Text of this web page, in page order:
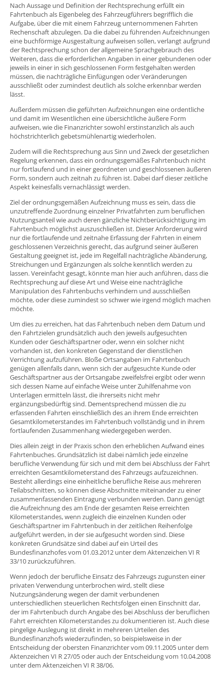
Nach Aussage und Definition der Rechtsprechung erfüllt ein
Fahrtenbuch als Eigenbeleg des Fahrzeugführers begrifflich die
Aufgabe, über die mit einem Fahrzeug unternommenen Fahrten
Rechenschaft abzulegen. Da die dabei zu führenden Aufzeichnungen
eine buchförmige Ausgestaltung aufweisen sollen, verlangt aufgrund
der Rechtsprechung schon der allgemeine Sprachgebrauch des
Weiteren, dass die erforderlichen Angaben in einer gebundenen oder
jeweils in einer in sich geschlossenen Form festgehalten werden
müssen, die nachträgliche Einfügungen oder Veränderungen
ausschließt oder zumindest deutlich als solche erkennbar werden
lässt.
Außerdem müssen die geführten Aufzeichnungen eine ordentliche
und damit im Wesentlichen eine übersichtliche äußere Form
aufweisen, wie die Finanzrichter sowohl erstinstanzlich als auch
höchstrichterlich gebetsmühlenartig wiederholen.
Zudem will die Rechtsprechung aus Sinn und Zweck der gesetzlichen
Regelung erkennen, dass ein ordnungsgemäßes Fahrtenbuch nicht
nur fortlaufend und in einer geordneten und geschlossenen äußeren
Form, sondern auch zeitnah zu führen ist. Dabei darf dieser zeitliche
Aspekt keinesfalls vernachlässigt werden.
Ziel der ordnungsgemäßen Aufzeichnung muss es sein, dass die
unzutreffende Zuordnung einzelner Privatfahrten zum beruflichen
Nutzungsanteil wie auch deren gänzliche Nichtberücksichtigung im
Fahrtenbuch möglichst auszuschließen ist. Dieser Anforderung wird
nur die fortlaufende und zeitnahe Erfassung der Fahrten in einem
geschlossenen Verzeichnis gerecht, das aufgrund seiner äußeren
Gestaltung geeignet ist, jede im Regelfall nachträgliche Abänderung,
Streichungen und Ergänzungen als solche kenntlich werden zu
lassen. Vereinfacht gesagt, könnte man hier auch anführen, dass die
Rechtsprechung auf diese Art und Weise eine nachträgliche
Manipulation des Fahrtenbuchs verhindern und ausschließen
möchte, oder diese zumindest so schwer wie irgend möglich machen
möchte.
Um dies zu erreichen, hat das Fahrtenbuch neben dem Datum und
den Fahrtzielen grundsätzlich auch den jeweils aufgesuchten
Kunden oder Geschäftspartner oder, wenn ein solcher nicht
vorhanden ist, den konkreten Gegenstand der dienstlichen
Verrichtung aufzuführen. Bloße Ortsangaben im Fahrtenbuch
genügen allenfalls dann, wenn sich der aufgesuchte Kunde oder
Geschäftspartner aus der Ortsangabe zweifelsfrei ergibt oder wenn
sich dessen Name auf einfache Weise unter Zuhilfenahme von
Unterlagen ermitteln lässt, die ihrerseits nicht mehr
ergänzungsbedürftig sind. Dementsprechend müssen die zu
erfassenden Fahrten einschließlich des an ihrem Ende erreichten
Gesamtkilometerstandes im Fahrtenbuch vollständig und in ihrem
fortlaufenden Zusammenhang wiedergegeben werden.
Dies allein zeigt in der Praxis schon den erheblichen Aufwand eines
Fahrtenbuches. Grundsätzlich ist dabei nämlich jede einzelne
berufliche Verwendung für sich und mit dem bei Abschluss der Fahrt
erreichten Gesamtkilometerstand des Fahrzeugs aufzuzeichnen.
Besteht allerdings eine einheitliche berufliche Reise aus mehreren
Teilabschnitten, so können diese Abschnitte miteinander zu einer
zusammenfassenden Eintragung verbunden werden. Dann genügt
die Aufzeichnung des am Ende der gesamten Reise erreichten
Kilometerstandes, wenn zugleich die einzelnen Kunden oder
Geschäftspartner im Fahrtenbuch in der zeitlichen Reihenfolge
aufgeführt werden, in der sie aufgesucht worden sind. Diese
konkreten Grundsätze sind dabei auf ein Urteil des
Bundesfinanzhofes vom 01.03.2012 unter dem Aktenzeichen VI R
33/10 zurückzuführen.
Wenn jedoch der berufliche Einsatz des Fahrzeugs zugunsten einer
privaten Verwendung unterbrochen wird, stellt diese
Nutzungsänderung wegen der damit verbundenen
unterschiedlichen steuerlichen Rechtsfolgen einen Einschnitt dar,
der im Fahrtenbuch durch Angabe des bei Abschluss der beruflichen
Fahrt erreichten Kilometerstandes zu dokumentieren ist. Auch diese
pingelige Auslegung ist direkt in mehreren Urteilen des
Bundesfinanzhofs wiederzufinden, so beispielsweise in der
Entscheidung der obersten Finanzrichter vom 09.11.2005 unter dem
Aktenzeichen VI R 27/05 oder auch der Entscheidung vom 10.04.2008
unter dem Aktenzeichen VI R 38/06.